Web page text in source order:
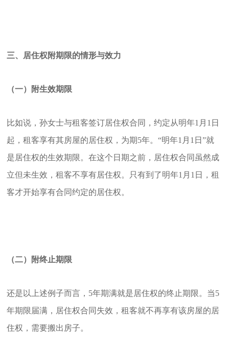
三、居住权附期限的情形与效力
（一）附生效期限
比如说，孙女士与租客签订居住权合同，约定从明年1月1日
起，租客享有其房屋的居住权，为期5年。“明年1月1日”就
是居住权的生效期限。在这个日期之前，居住权合同虽然成
立但未生效，租客不享有居住权。只有到了明年1月1日，租
客才开始享有合同约定的居住权。
（二）附终止期限
还是以上述例子而言，5年期满就是居住权的终止期限。当5
年期限届满，居住权合同失效，租客就不再享有该房屋的居
住权，需要搬出房子。